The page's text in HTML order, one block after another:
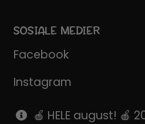
SOSIALE MEDIER
Facebook
Instagram
Pinterest
🍎 HELE august! 🍎